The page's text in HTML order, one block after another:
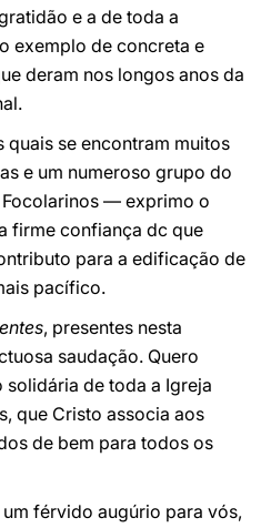
e a de toda a
exemplo de concreta e
deram nos longos anos da
se encontram muitos
e um numeroso grupo do
— exprimo o
firme confiança dc que
para a edificação de
pacífico.
, presentes nesta
saudação. Quero
de toda a Igreja
que Cristo associa aos
de bem para todos os
férvido augúrio para vós,